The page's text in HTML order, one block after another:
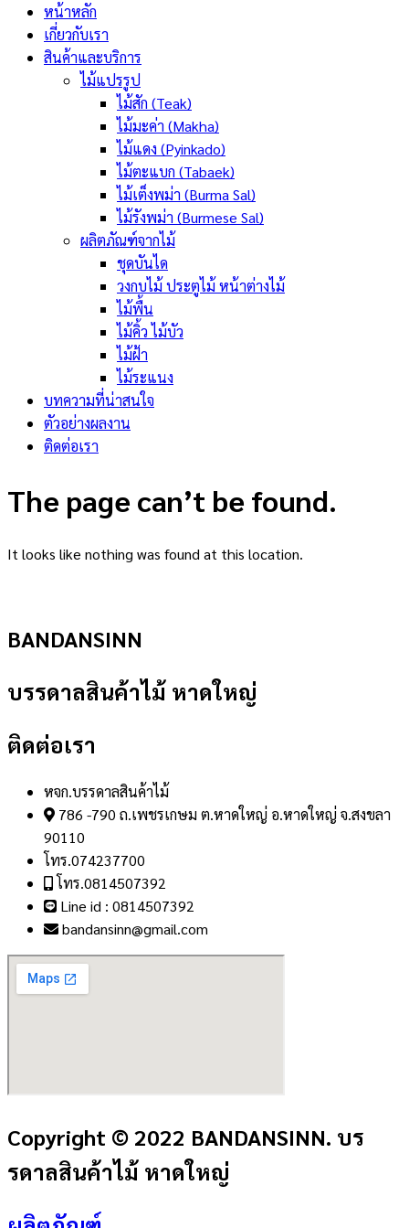
หน้าหลัก
เกี่ยวกับเรา
สินค้าและบริการ
ไม้แปรรูป
ไม้สัก (Teak)
ไม้มะค่า (Makha)
ไม้แดง (Pyinkado)
ไม้ตะแบก (Tabaek)
ไม้เต็งพม่า (Burma Sal)
ไม้รังพม่า (Burmese Sal)
ผลิตภัณฑ์จากไม้
ชุดบันได
วงกบไม้ ประตูไม้ หน้าต่างไม้
ไม้พื้น
ไม้คิ้ว ไม้บัว
ไม้ฝ้า
ไม้ระแนง
บทความที่น่าสนใจ
ตัวอย่างผลงาน
ติดต่อเรา
The page can’t be found.
It looks like nothing was found at this location.
BANDANSINN
บรรดาลสินค้าไม้ หาดใหญ่
ติดต่อเรา
หจก.บรรดาลสินค้าไม้
786 -790 ถ.เพชรเกษม ต.หาดใหญ่ อ.หาดใหญ่ จ.สงขลา
90110
โทร.074237700
โทร.0814507392
Line id : 0814507392
bandansinn@gmail.com
Copyright © 2022 BANDANSINN. บร
รดาลสินค้าไม้ หาดใหญ่